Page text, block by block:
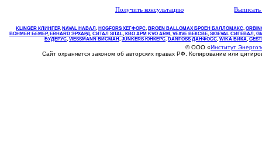
Получить консультацию
KLINGER КЛИНГЕР, NAVAL НАВАЛ , НOGFORS ХЕГФОРС, BROEN BALLOMAX БРОЕН БАЛЛОМАКС,
BOHMER БЕМЕР, ERHARD ЭРХАРД, СИТАЛ SITAL, КВО АРМ KVO ARM, VEXVE ВЕКСВЕ, SIGEVAL СИГЕВАЛ ,
БУДЕРУС, VIESSMANN ВИСМАН , JUNKERS ЮНКЕРС. DANFOSS ДАНФОСС, WIKA ВИКА,
© ООО «Институт
Сайт охраняется законом об авторских правах РФ. Копирование или